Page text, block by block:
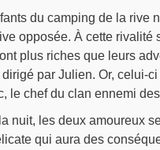
du camping de la rive
opposée. À cette rivalité
plus riches que leurs
par Julien. Or, celui-
le chef du clan ennemi
nuit, les deux amoureux
qui aura des